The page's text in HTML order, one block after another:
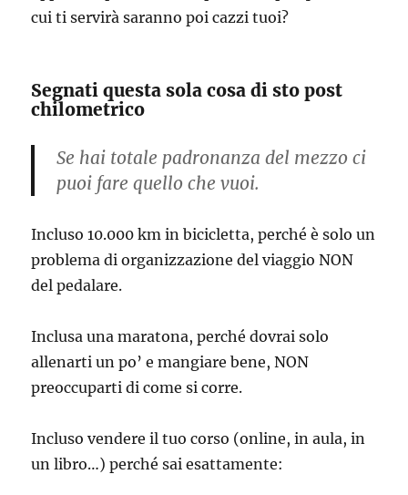
cui ti servirà saranno poi cazzi tuoi?
Segnati questa sola cosa di sto post
chilometrico
Se hai totale padronanza del mezzo ci
puoi fare quello che vuoi.
Incluso 10.000 km in bicicletta, perché è solo un
problema di organizzazione del viaggio NON
del pedalare.
Inclusa una maratona, perché dovrai solo
allenarti un po’ e mangiare bene, NON
preoccuparti di come si corre.
Incluso vendere il tuo corso (online, in aula, in
un libro…) perché sai esattamente: